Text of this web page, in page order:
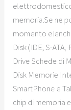
memoria.Se ne
momento
Disk (IDE, S-
Drive Schede di
Disk Memorie
SmartPhone e
chip di memoria